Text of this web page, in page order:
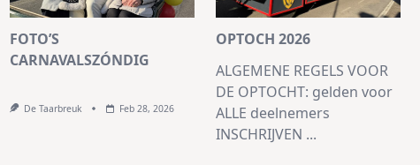
FOTO’S
CARNAVALSZÓNDIG
De Taarbreuk Feb 28, 2026
OPTOCH 2026
ALGEMENE REGELS VOOR
DE OPTOCHT: gelden voor
ALLE deelnemers
INSCHRIJVEN ...